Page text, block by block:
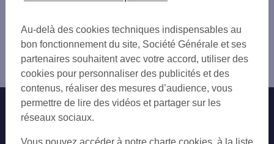
GARE MONTPELLIER SUD
MONTPELLIER MANTILLA
MONTPELLIER PL ERNEST GRANIER
MONTPELLIER MAS DREVON
MONTPELLIER 64 AV DE TOULOUSE
GARE MONTPELLIER ST ROCH
MONTPELLIER 11 AV DE TOULOUSE
MAUGUIO
FRONTIGNAN
SÈTE
LUNEL
Palavas les Flots
Distributeur/automate PALAVAS LES FLOTS
Nos engagements Nous contacter
Autres sites SG
Au-delà des cookies techniques indispensables au
bon fonctionnement du site, Société Générale et ses
partenaires souhaitent avec votre accord, utiliser des
cookies pour personnaliser des publicités et des
contenus, réaliser des mesures d’audience, vous
permettre de lire des vidéos et partager sur les
réseaux sociaux.
Vous pouvez accéder à notre charte cookies, à la liste